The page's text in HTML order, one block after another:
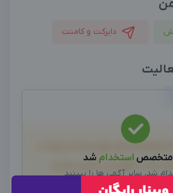
دایرکت و کامنت
معامله و هر نوع پرداخت وجه، از
شده، اطمینان حاصل نمایید.
هیچ نوع مسئولیتی در قبال
متخصص استخدام شد
شد، سایر آگهی ها را ببینید